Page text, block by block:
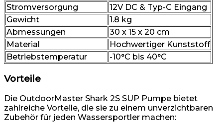
Stromversorgung
12V DC & Typ-C Eingang
Gewicht
1.8 kg
Abmessungen
30 x 15 x 20 cm
Material
Hochwertiger Kunststoff
Betriebstemperatur
-10°C bis 40°C
Vorteile
Die OutdoorMaster Shark 2S SUP Pumpe bietet
zahlreiche Vorteile, die sie zu einem unverzichtbaren
Zubehör für jeden Wassersportler machen: